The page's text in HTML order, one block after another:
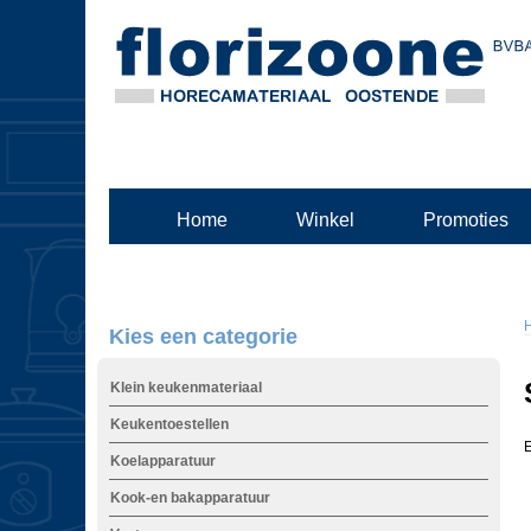
Home Winkel Promoties
Kies een categorie
Klein keukenmateriaal
Keukentoestellen
Koelapparatuur
Kook-en bakapparatuur